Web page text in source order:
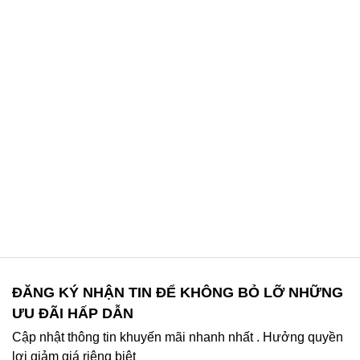
ĐĂNG KÝ NHẬN TIN ĐỂ KHÔNG BỎ LỠ NHỮNG
ƯU ĐÃI HẤP DẪN
Cập nhật thông tin khuyến mãi nhanh nhất . Hưởng quyền
lợi giảm giá riệng biệt